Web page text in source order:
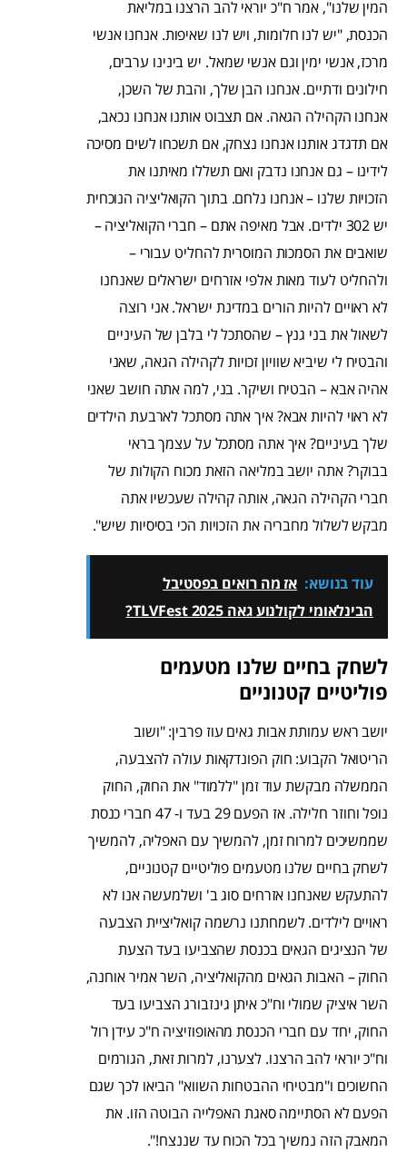
המין שלנו", אמר ח"כ יוראי להב הרצנו במליאת
הכנסת, "יש לנו חלומות, ויש לנו שאיפות. אנחנו אנשי
מרכז, אנשי ימין וגם אנשי שמאל. יש בינינו ערבים,
חילונים ודתיים. אנחנו הבן שלך, והבת של השכן,
אנחנו הקהילה הגאה. אם תצבוט אותנו אנחנו נכאב,
אם תדגדג אותנו אנחנו נצחק, אם תשכחו לשים מסיכה
לידינו – גם אנחנו נדבק ואם תשללו מאיתנו את
הזכויות שלנו – אנחנו נלחם. בתוך הקואליציה הנוכחית
יש 302 ילדים. אבל מאיפה אתם – חברי הקואליציה –
שואבים את הסמכות המוסרית להחליט עבורי –
ולהחליט לעוד מאות אלפי אזרחים ישראלים שאנחנו
לא ראויים להיות הורים במדינת ישראל. אני רוצה
לשאול את בני גנץ – שהסתכל לי בלבן של העיניים
והבטיח לי שיביא שוויון זכויות לקהילה הגאה, שאני
אהיה אבא – הבטיח ושיקר. בני, למה אתה חושב שאני
לא ראוי להיות אבא? איך אתה מסתכל לארבעת הילדים
שלך בעיניים? איך אתה מסתכל על עצמך בראי
בבוקר? אתה יושב במליאה הזאת מכוח הקולות של
חברי הקהילה הגאה, אותה קהילה שעכשיו אתה
מבקש לשלול מחבריה את הזכויות הכי בסיסיות שיש".
עוד בנושא: אז מה רואים בפסטיבל
הבינלאומי לקולנוע גאה TLVFest 2025?
לשחק בחיים שלנו מטעמים
פוליטיים קטנוניים
יושב ראש עמותת אבות גאים עוז פרבין: "ושוב
הריטואל הקבוע: חוק הפונדקאות עולה להצבעה,
הממשלה מבקשת עוד זמן "ללמוד" את החוק, החוק
נופל וחוזר חלילה. אז הפעם 29 בעד ו- 47 חברי כנסת
שממשיכים למרוח זמן, להמשיך עם האפליה, להמשיך
לשחק בחיים שלנו מטעמים פוליטיים קטנוניים,
להתעקש שאנחנו אזרחים סוג ב' ושלמעשה אנו לא
ראויים לילדים. לשמחתנו נרשמה קואליציית הצבעה
של הנציגים הגאים בכנסת שהצביעו בעד הצעת
החוק – האבות הגאים מהקואליציה, השר אמיר אוחנה,
השר איציק שמולי וח"כ איתן גינזבורג הצביעו בעד
החוק, יחד עם חברי הכנסת מהאופוזיציה ח"כ עידן רול
וח"כ יוראי להב הרצנו. לצערנו, למרות זאת, הגורמים
החשוכים ו"מבטיחי ההבטחות השווא" הביאו לכך שגם
הפעם לא הסתיימה סאגת האפלייה הבוטה הזו. את
המאבק הזה נמשיך בכל הכוח עד שננצח!".